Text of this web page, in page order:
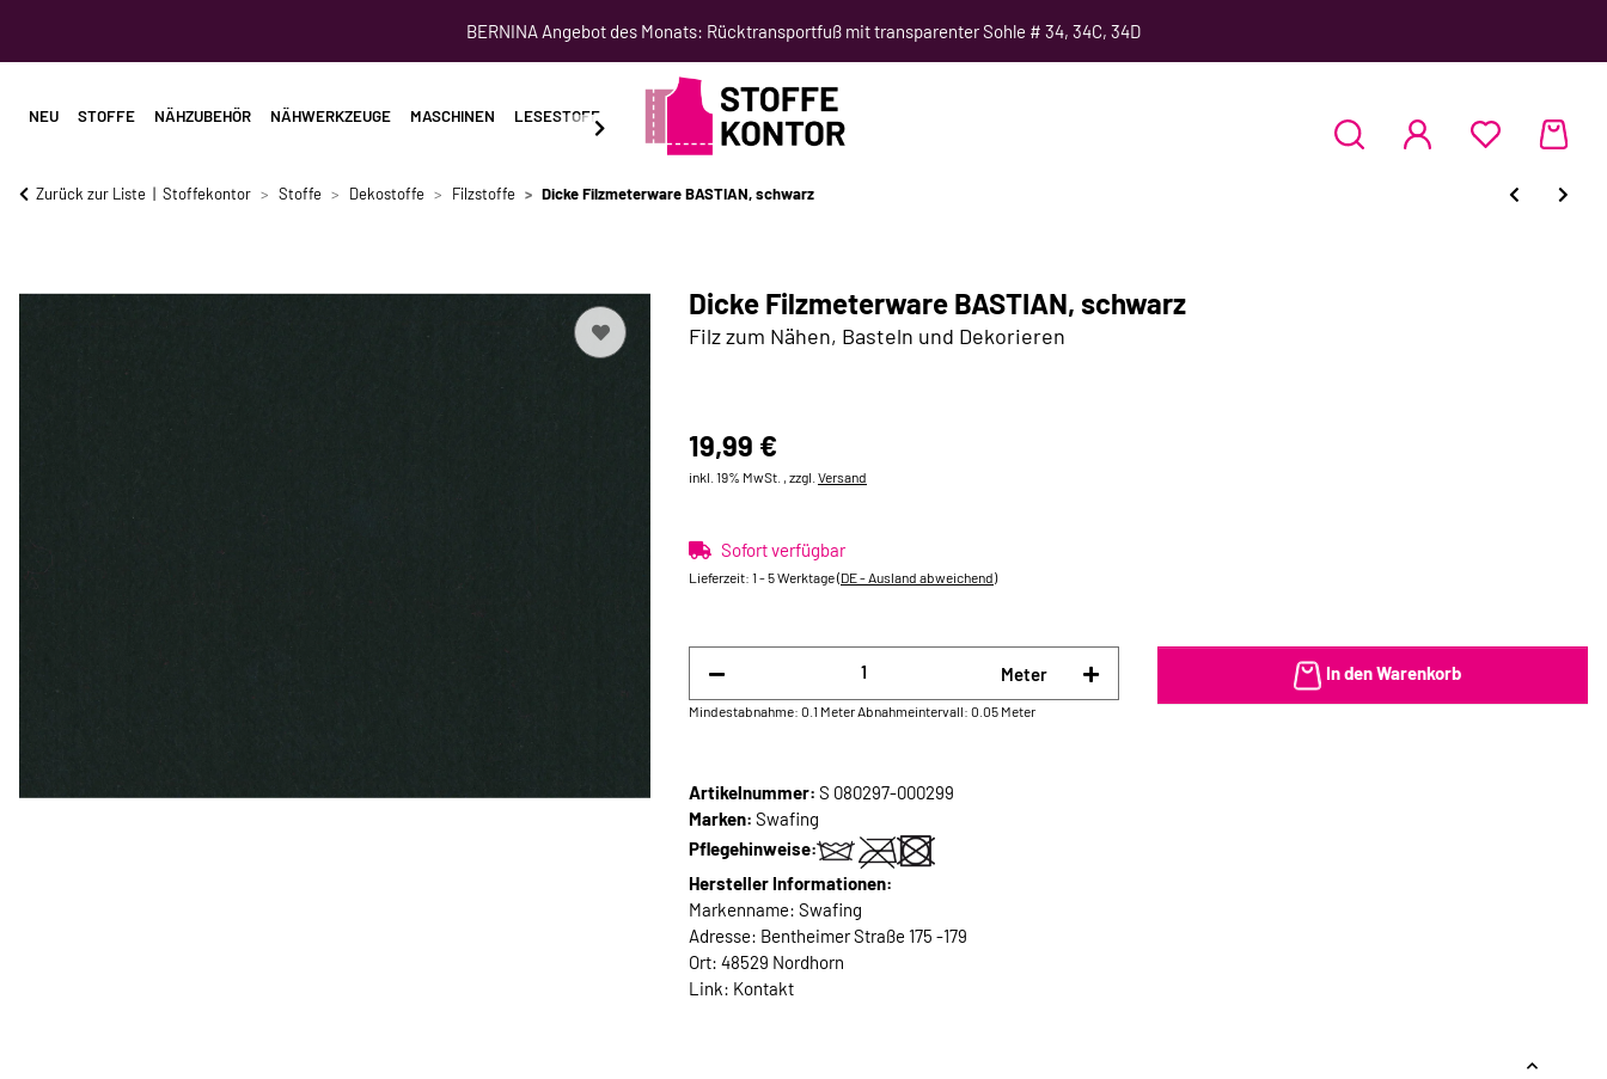
BERNINA Angebot des Monats: Rücktransportfuß mit transparenter Sohle # 34, 34C, 34D
NEU STOFFE NÄHZUBEHÖR NÄHWERKZEUGE MASCHINEN LESESTOFF SCHNITTMUSTER NÄHKURSE
Zurück zur Liste Stoffekontor Stoffe Dekostoffe Filzstoffe Dicke Filzmeterware BASTIAN, schwarz
Dicke Filzmeterware BASTIAN, schwarz
Filz zum Nähen, Basteln und Dekorieren
19,99 €
inkl. 19% MwSt. , zzgl. Versand
Sofort verfügbar
Lieferzeit: 1 - 5 Werktage(DE - Ausland abweichend)
Meter
Mindestabnahme: 0.1 MeterAbnahmeintervall: 0.05 Meter
In den Warenkorb
Artikelnummer: S 080297-000299
Marken: Swafing
Pflegehinweise:
Hersteller Informationen:
Markenname: Swafing
Adresse: Bentheimer Straße 175 -179
Ort: 48529 Nordhorn
Link: Kontakt